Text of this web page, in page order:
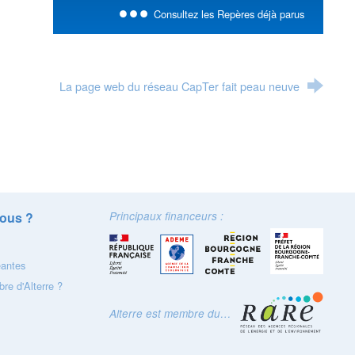
Consultez les Repères déjà parus
La page web du réseau CapTer fait peau neuve
?
d'Alterre ?
Principaux financeurs :
Alterre est membre du…